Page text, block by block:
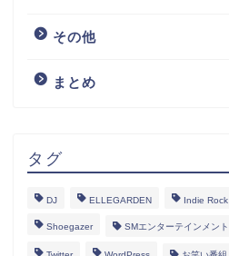
その他
まとめ
タグ
DJ ELLEGARDEN Indie Rock
Shoegazer SMエンターテインメント